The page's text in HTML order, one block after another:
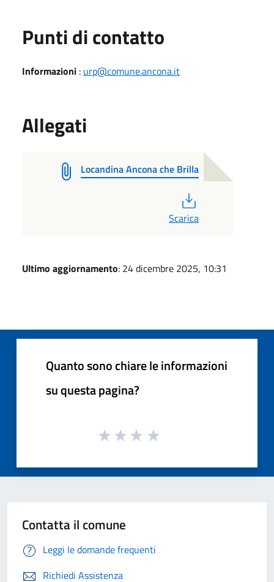
Punti di contatto
Informazioni : urp@comune.ancona.it
Allegati
Locandina Ancona che Brilla
Scarica
Ultimo aggiornamento: 24 dicembre 2025, 10:31
Quanto sono chiare le informazioni
su questa pagina?
Contatta il comune
Leggi le domande frequenti
Richiedi Assistenza